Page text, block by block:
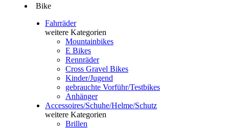
Bike
Fahrräder
weitere Kategorien
Mountainbikes
E Bikes
Rennräder
Cross Gravel Bikes
Kinder/Jugend
gebrauchte Vorführ/Testbikes
Anhänger
Accessoires/Schuhe/Helme/Schutz
weitere Kategorien
Brillen